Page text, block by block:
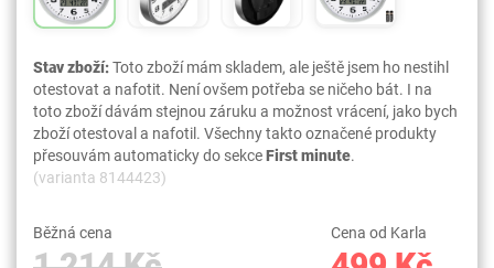
Stav zboží:Toto zboží mám skladem, ale ještě jsem ho nestihl
otestovat a nafotit. Není ovšem potřeba se ničeho bát. I na
toto zboží dávám stejnou záruku a možnost vrácení, jako bych
zboží otestoval a nafotil. Všechny takto označené produkty
přesouvám automaticky do sekceFirst minute.
(varianta 8144423)
Běžná cena Cena od Karla